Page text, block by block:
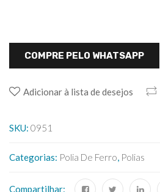
COMPRE PELO WHATSAPP
Adicionar à lista de desejos
SKU: 0951
Categorias: Polia De Ferro, Polias
Compartilhar: